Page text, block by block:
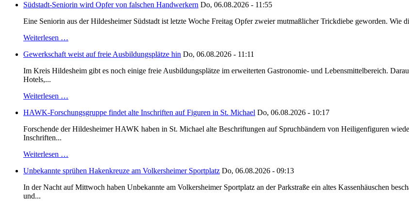
Südstadt-Seniorin wird Opfer von falschen Handwerkern Do, 06.08.2026 - 11:55
Eine Seniorin aus der Hildesheimer Südstadt ist letzte Woche Freitag Opfer zweier mutmaßlicher Trickdiebe geworden. Wie
Weiterlesen …
Gewerkschaft weist auf freie Ausbildungsplätze hin Do, 06.08.2026 - 11:11
Im Kreis Hildesheim gibt es noch einige freie Ausbildungsplätze im erweiterten Gastronomie- und Lebensmittelbereich.
Hotels,...
Weiterlesen …
HAWK-Forschungsgruppe findet alte Inschriften auf Figuren in St. Michael Do, 06.08.2026 - 10:17
Forschende der Hildesheimer HAWK haben in St. Michael alte Beschriftungen auf Spruchbändern von Heiligenfiguren
Inschriften...
Weiterlesen …
Unbekannte sprühen Hakenkreuze am Volkersheimer Sportplatz Do, 06.08.2026 - 09:13
In der Nacht auf Mittwoch haben Unbekannte am Volkersheimer Sportplatz an der Parkstraße ein altes Kassenhäuschen
und...